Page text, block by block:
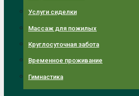
Услуги сиделки
Массаж для пожилых
Круглосуточная забота
Временное проживание
Гимнастика